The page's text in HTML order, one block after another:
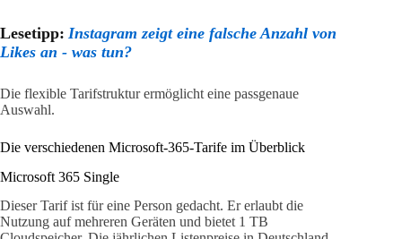
Lesetipp: Instagram zeigt eine falsche Anzahl von
Likes an - was tun?
Die flexible Tarifstruktur ermöglicht eine passgenaue
Auswahl.
Die verschiedenen Microsoft-365-Tarife im Überblick
Microsoft 365 Single
Dieser Tarif ist für eine Person gedacht. Er erlaubt die
Nutzung auf mehreren Geräten und bietet 1 TB